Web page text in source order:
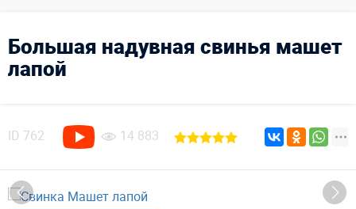
Большая надувная свинья машет
лапой
ID 762 14 883